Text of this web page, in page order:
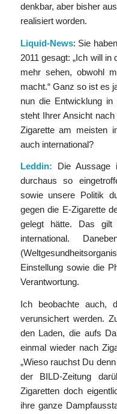
denkbar, aber bisher
realisiert worden.
Liquid-News: Sie
2011 gesagt: „Ich will
mehr sehen, obwohl
macht.“ Ganz so ist es
nun die Entwicklung
steht Ihrer Ansicht
Zigarette am meisten
auch international?
Leddin: Die Aussage
durchaus so
sowie unsere Politik
gegen die E-Zigarette
gelegt hätte. Das
international.
Einstellung sowie die
Verantwortung.
Ich beobachte auch,
verunsichert werden.
den Laden, die aufs
einmal wieder nach
„Wieso rauchst Du
der BILD-Zeitung
Zigaretten doch
ihre ganze